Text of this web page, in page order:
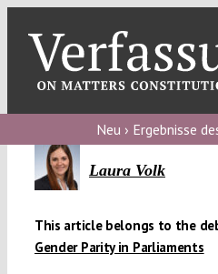
content
blog
Verfassungs
Verfassungs
podcast
Neu › Ergebnisse
Laura Volk
This article belongs to the
Gender Parity in Parliaments